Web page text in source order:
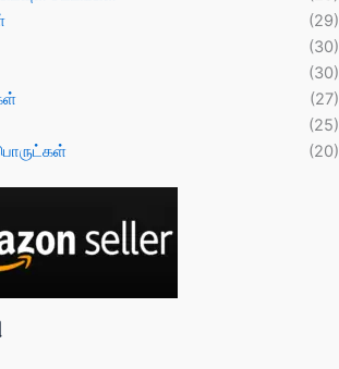
(29)
(30)
(30)
(27)
(25)
(20)